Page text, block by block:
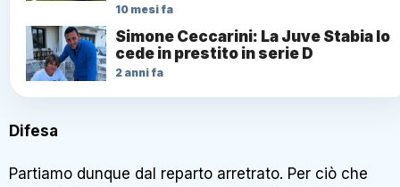
10 mesi fa
Simone Ceccarini: La Juve Stabia lo
cede in prestito in serie D
2 anni fa
Difesa
Partiamo dunque dal reparto arretrato. Per ciò che